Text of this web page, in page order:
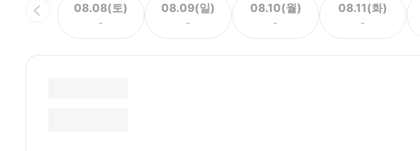
08.08(토)
-
08.09(일)
-
08.10(월)
-
08.11(화)
-